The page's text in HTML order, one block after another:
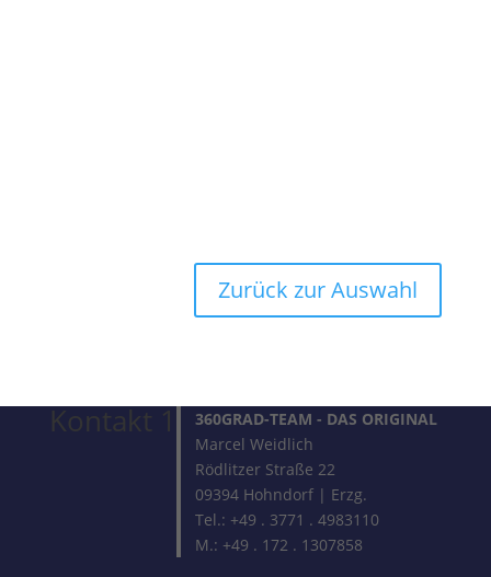
Zurück zur Auswahl
Kontakt 1 360GRAD-TEAM - DAS ORIGINAL
Marcel Weidlich
Rödlitzer Straße 22
09394 Hohndorf | Erzg.
Tel.: +49 . 3771 . 4983110
M.: +49 . 172 . 1307858